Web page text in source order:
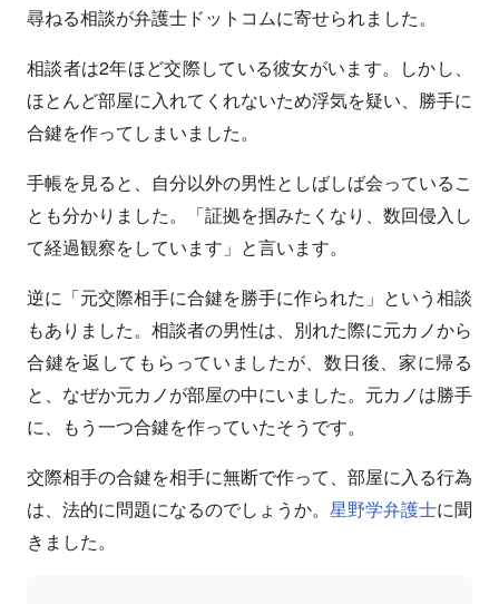
尋ねる相談が弁護士ドットコムに寄せられました。
相談者は2年ほど交際している彼女がいます。しかし、
ほとんど部屋に入れてくれないため浮気を疑い、勝手に
合鍵を作ってしまいました。
手帳を見ると、自分以外の男性としばしば会っているこ
とも分かりました。「証拠を掴みたくなり、数回侵入し
て経過観察をしています」と言います。
逆に「元交際相手に合鍵を勝手に作られた」という相談
もありました。相談者の男性は、別れた際に元カノから
合鍵を返してもらっていましたが、数日後、家に帰る
と、なぜか元カノが部屋の中にいました。元カノは勝手
に、もう一つ合鍵を作っていたそうです。
交際相手の合鍵を相手に無断で作って、部屋に入る行為
は、法的に問題になるのでしょうか。 星野学弁護士に聞
きました。